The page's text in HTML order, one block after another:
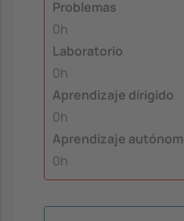
Problemas
0h
Laboratorio
0h
Aprendizaje dirigido
0h
Aprendizaje
0h